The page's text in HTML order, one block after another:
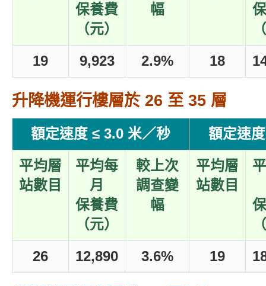
保養費
（元）
幅
19 9,923 2.9% 18
升降機運行樓層於 26 至 35 層
額定速度 ≤ 3.0 米／秒 額定速
平均層
站數目
平均每
月
保養費
（元）
較上次
調查變
幅
平均層
站數目
26 12,890 3.6% 19